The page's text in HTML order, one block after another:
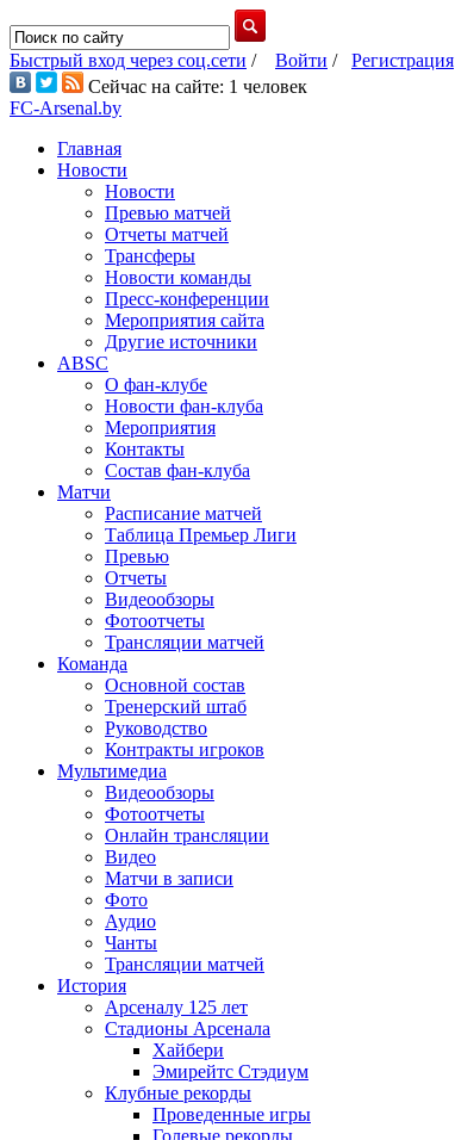
Быстрый вход через соц.сети / Войти / Регистрация
Сейчас на сайте: 1 человек
FC-Arsenal.by
Главная
Новости
Новости
Превью матчей
Отчеты матчей
Трансферы
Новости команды
Пресс-конференции
Мероприятия сайта
Другие источники
ABSC
О фан-клубе
Новости фан-клуба
Мероприятия
Контакты
Состав фан-клуба
Матчи
Расписание матчей
Таблица Премьер Лиги
Превью
Отчеты
Видеообзоры
Фотоотчеты
Трансляции матчей
Команда
Основной состав
Тренерский штаб
Руководство
Контракты игроков
Мультимедиа
Видеообзоры
Фотоотчеты
Онлайн трансляции
Видео
Матчи в записи
Фото
Аудио
Чанты
Трансляции матчей
История
Арсеналу 125 лет
Стадионы Арсенала
Хайбери
Эмирейтс Стэдиум
Клубные рекорды
Проведенные игры
Голевые рекорды